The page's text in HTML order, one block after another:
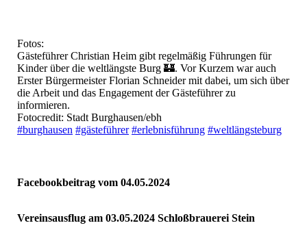
Fotos:
Gästeführer Christian Heim gibt regelmäßig Führungen für
Kinder über die weltlängste Burg 🏰. Vor Kurzem war auch
Erster Bürgermeister Florian Schneider mit dabei, um sich über
die Arbeit und das Engagement der Gästeführer zu
informieren.
Fotocredit: Stadt Burghausen/ebh
#burghausen #gästeführer #erlebnisführung #weltlängsteburg
Facebookbeitrag vom 04.05.2024
Vereinsausflug am 03.05.2024 Schloßbrauerei Stein